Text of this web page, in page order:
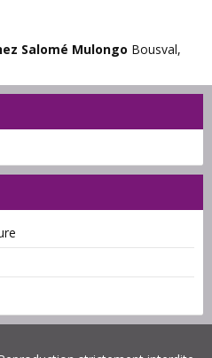
Salomé Mulongo Bousval,